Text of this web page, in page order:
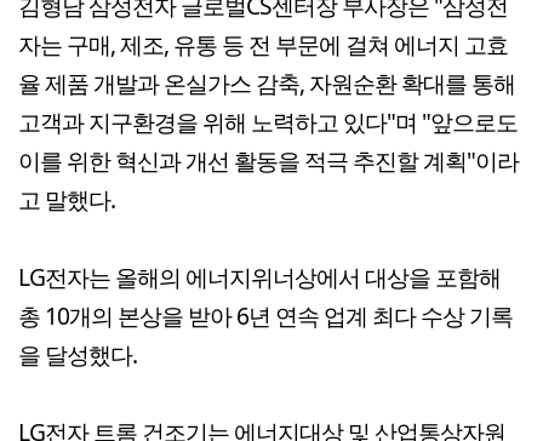
자는 구매, 제조, 유통 등 전 부문에 걸쳐 에너지 고효
율 제품 개발과 온실가스 감축, 자원순환 확대를 통해
고객과 지구환경을 위해 노력하고 있다"며 "앞으로도
이를 위한 혁신과 개선 활동을 적극 추진할 계획"이라
고 말했다.
LG전자는 올해의 에너지위너상에서 대상을 포함해
총 10개의 본상을 받아 6년 연속 업계 최다 수상 기록
을 달성했다.
LG전자 트롬 건조기는 에너지대상 및 산업통상자원